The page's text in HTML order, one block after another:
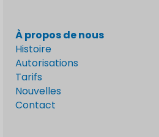
À propos de nous
Histoire
Autorisations
Tarifs
Nouvelles
Contact